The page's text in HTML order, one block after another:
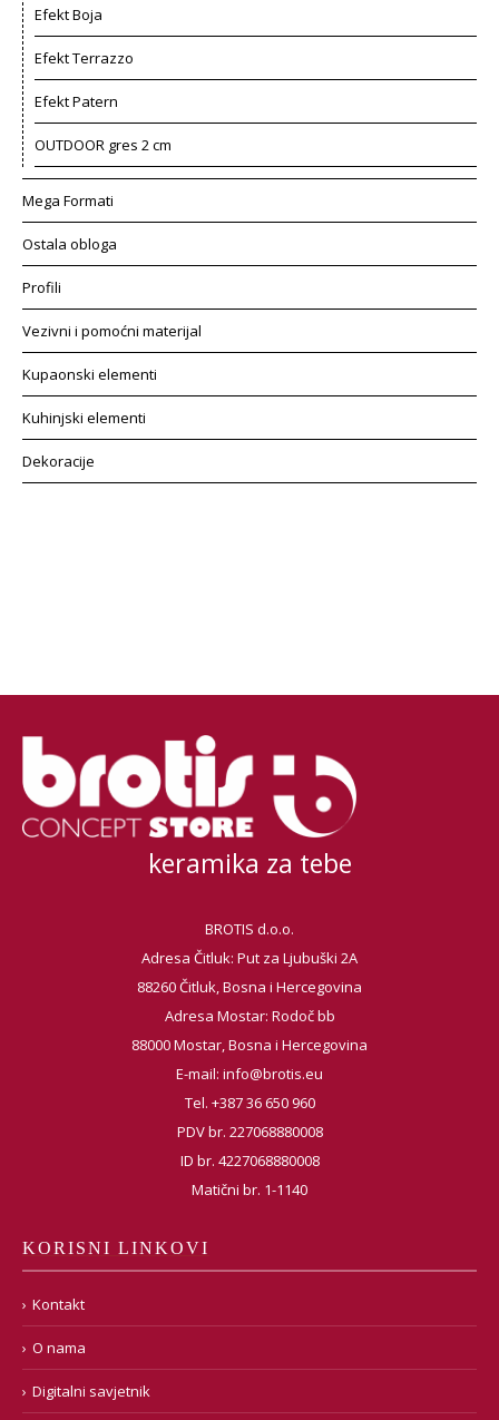
Efekt Boja
Efekt Terrazzo
Efekt Patern
OUTDOOR gres 2 cm
Mega Formati
Ostala obloga
Profili
Vezivni i pomoćni materijal
Kupaonski elementi
Kuhinjski elementi
Dekoracije
keramika za tebe
BROTIS d.o.o.
Adresa Čitluk: Put za Ljubuški 2A
88260 Čitluk, Bosna i Hercegovina
Adresa Mostar: Rodoč bb
88000 Mostar, Bosna i Hercegovina
E-mail: info@brotis.eu
Tel. +387 36 650 960
PDV br. 227068880008
ID br. 4227068880008
Matični br. 1-1140
KORISNI LINKOVI
Kontakt
O nama
Digitalni savjetnik